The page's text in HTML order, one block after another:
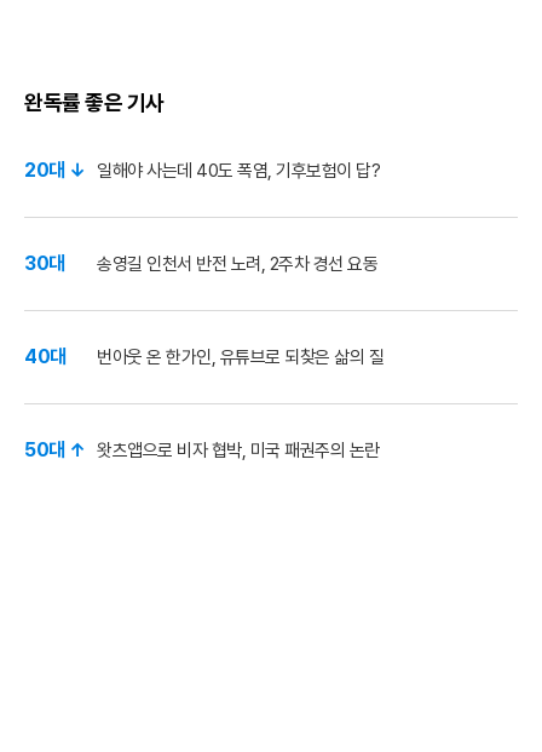
완독률 좋은 기사
20대 ↓ 일해야 사는데 40도 폭염, 기후보험이 답?
30대 송영길 인천서 반전 노려, 2주차 경선 요동
40대 번아웃 온 한가인, 유튜브로 되찾은 삶의 질
50대 ↑ 왓츠앱으로 비자 협박, 미국 패권주의 논란